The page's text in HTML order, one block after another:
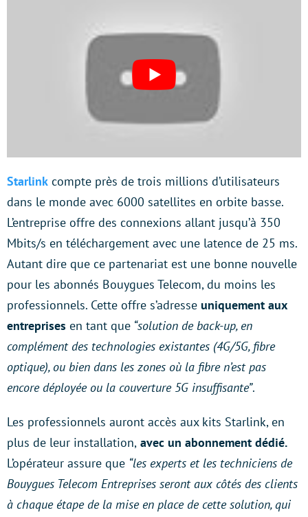
Starlink compte près de trois millions d’utilisateurs
dans le monde avec 6000 satellites en orbite basse.
L’entreprise offre des connexions allant jusqu’à 350
Mbits/s en téléchargement avec une latence de 25 ms.
Autant dire que ce partenariat est une bonne nouvelle
pour les abonnés Bouygues Telecom, du moins les
professionnels. Cette offre s’adresse uniquement aux
entreprises en tant que “solution de back-up, en
complément des technologies existantes (4G/5G, fibre
optique), ou bien dans les zones où la fibre n’est pas
encore déployée ou la couverture 5G insuffisante”.
Les professionnels auront accès aux kits Starlink, en
plus de leur installation, avec un abonnement dédié.
L’opérateur assure que “les experts et les techniciens de
Bouygues Telecom Entreprises seront aux côtés des clients
à chaque étape de la mise en place de cette solution, qui